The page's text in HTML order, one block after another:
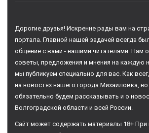
Дорогие друзья! Искренне рады вам на
портала. Главной нашей задачей всегда
общение с вами - нашими читателями. Нам
советы, предложения и мнения на каждую
мы публикуем специально для вас. Как
на новостях нашего города Михайловка,
обязательно будем рассказывать и о
Волгоградской области и всей России.
Сайт может содержать материалы 18+ При